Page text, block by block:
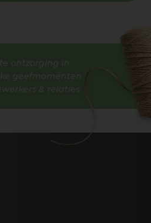
ontzorging in
geefmomenten
& relaties